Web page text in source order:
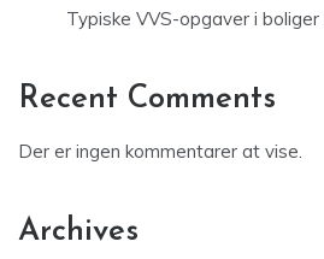
Typiske VVS-opgaver i
Recent Comments
Der er ingen kommentarer at vise.
Archives